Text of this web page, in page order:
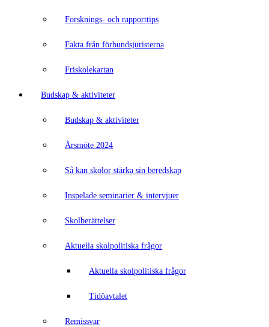
Forsknings- och rapporttips
Fakta från förbundsjuristerna
Friskolekartan
Budskap & aktiviteter
Budskap & aktiviteter
Årsmöte 2024
Så kan skolor stärka sin beredskap
Inspelade seminarier & intervjuer
Skolberättelser
Aktuella skolpolitiska frågor
Aktuella skolpolitiska frågor
Tidöavtalet
Remissvar